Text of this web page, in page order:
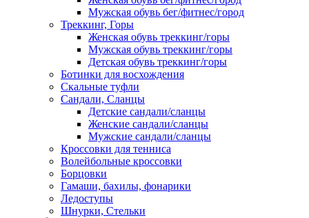
Мужская обувь бег/фитнес/город
Треккинг, Горы
Женская обувь треккинг/горы
Мужская обувь треккинг/горы
Детская обувь треккинг/горы
Ботинки для восхождения
Скальные туфли
Сандали, Сланцы
Детские сандали/сланцы
Женские сандали/сланцы
Мужские сандали/сланцы
Кроссовки для тенниса
Волейбольные кроссовки
Борцовки
Гамаши, бахилы, фонарики
Ледоступы
Шнурки, Стельки